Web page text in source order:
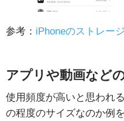
参考： iPhoneのストレー
アプリや動画など
使用頻度が高いと思われ
の程度のサイズなのか例